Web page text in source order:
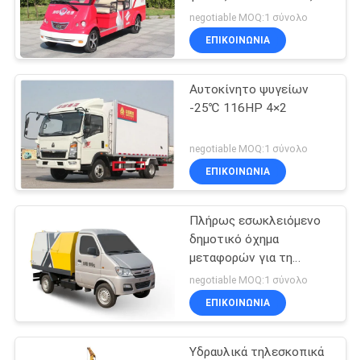
Εγκατάσταση
γεώτρησης
τρυπανιών
πυρήνων
10
Αντλία λάσπης
διατρήσεων
10
περιοχές
negotiable MOQ:1 σύνολο
ΕΠΙΚΟΙΝΩΝΙΑ
Αυτοκίνητο ψυγείων
-25℃ 116HP 4×2
negotiable MOQ:1 σύνολο
ΕΠΙΚΟΙΝΩΝΙΑ
Πλήρως εσωκλειόμενο
δημοτικό όχημα
μεταφορών για τη
διαχείριση απορριμάτων
negotiable MOQ:1 σύνολο
ΕΠΙΚΟΙΝΩΝΙΑ
Υδραυλικά τηλεσκοπικά